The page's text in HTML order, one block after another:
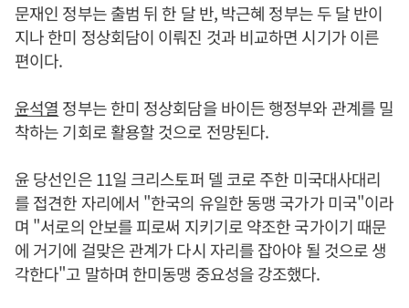
문재인 정부는 출범 뒤 한 달 반, 박근혜 정부는 두 달 반이
지나 한미 정상회담이 이뤄진 것과 비교하면 시기가 이른
편이다.
윤석열 정부는 한미 정상회담을 바이든 행정부와 관계를 밀
착하는 기회로 활용할 것으로 전망된다.
윤 당선인은 11일 크리스토퍼 델 코로 주한 미국대사대리
를 접견한 자리에서 "한국의 유일한 동맹 국가가 미국"이라
며 "서로의 안보를 피로써 지키기로 약조한 국가이기 때문
에 거기에 걸맞은 관계가 다시 자리를 잡아야 될 것으로 생
각한다"고 말하며 한미동맹 중요성을 강조했다.